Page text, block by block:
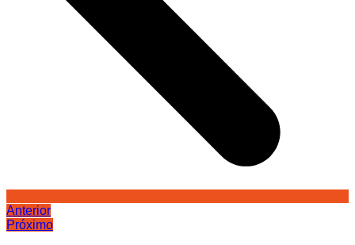
Anterior
Próximo